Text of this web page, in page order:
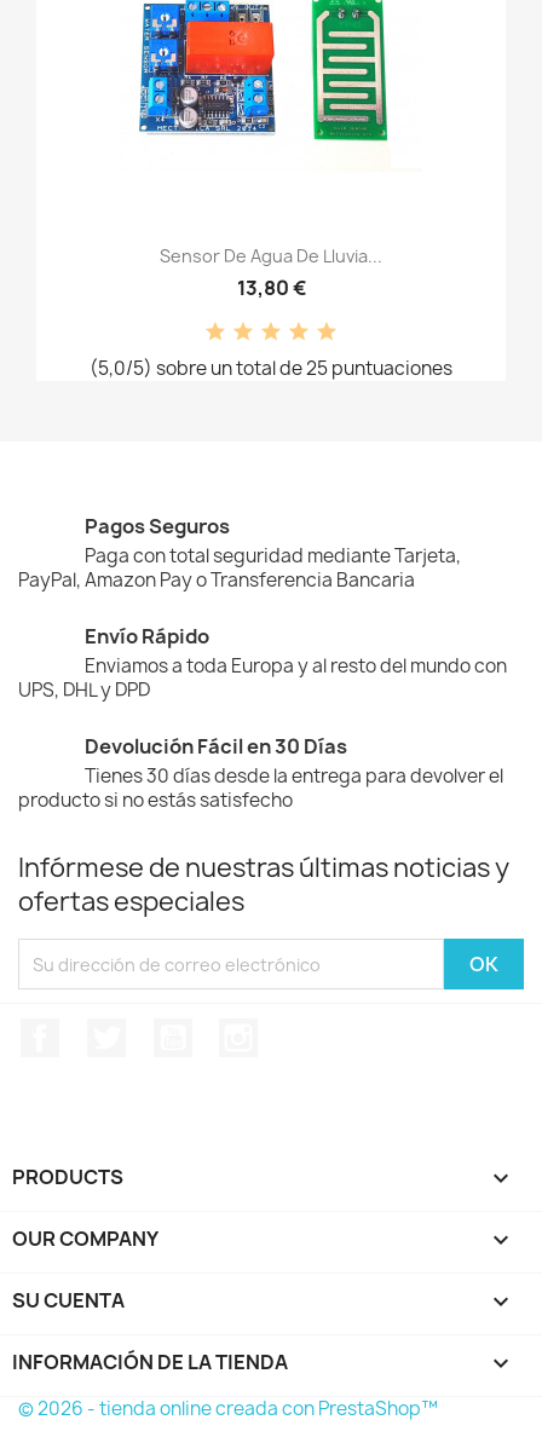
Sensor De Agua De Lluvia...
13,80 €
(5,0/5) sobre un total de 25 puntuaciones
Pagos Seguros
Paga con total seguridad mediante Tarjeta,
PayPal, Amazon Pay o Transferencia Bancaria
Envío Rápido
Enviamos a toda Europa y al resto del mundo con
UPS, DHL y DPD
Devolución Fácil en 30 Días
Tienes 30 días desde la entrega para devolver el
producto si no estás satisfecho
Infórmese de nuestras últimas noticias y
ofertas especiales
PRODUCTS 
OUR COMPANY 
SU CUENTA 
INFORMACIÓN DE LA TIENDA keyboard_arrow_down
© 2026 - tienda online creada con PrestaShop™